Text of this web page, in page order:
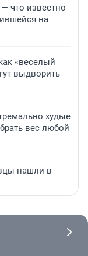
— что известно
на
«веселый
выдворить
худые
вес любой
нашли в